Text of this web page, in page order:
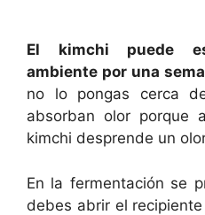
El kimchi puede
ambiente por una
no lo pongas cerca
absorban olor porque
kimchi desprende un
En la fermentación se
debes abrir el